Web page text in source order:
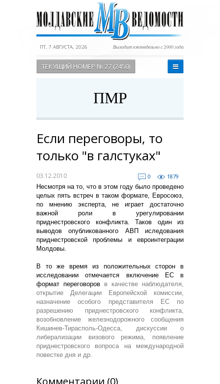
ПТ, 7 АВГУСТА, 2026 Выходит еженедельно с 2000 года
ТЕКУЩИЙ НОМЕР № 27 (2450)
ПМР
Если переговоры, то
только "в галстуках"
03.12.2010 0
1879
Несмотря на то, что в этом году было проведено
целых пять встреч в таком формате, Евросоюз,
по мнению эксперта, не играет достаточно
важной роли в урегулировании
приднестровского конфликта. Таков один из
выводов опубликованного АВП иследования
приднестровской проблемы и евроинтеграции
Молдовы.
В то же время из положительных сторонв
исследовании отмечается включение ЕС в
формат переговоров в качестве наблюдателя,
открытие Делегации Европейской комиссии,
назначение особого представителя ЕС по
разрешению приднестровского конфликта,
возобновление железнодорожного сообщения
Кишинев-Тирасполь-Одесса, дискуссии о
либерализации визового режима, появление
приднестровского вопроса на международной
повестке дня и др.
Комментарии (0)